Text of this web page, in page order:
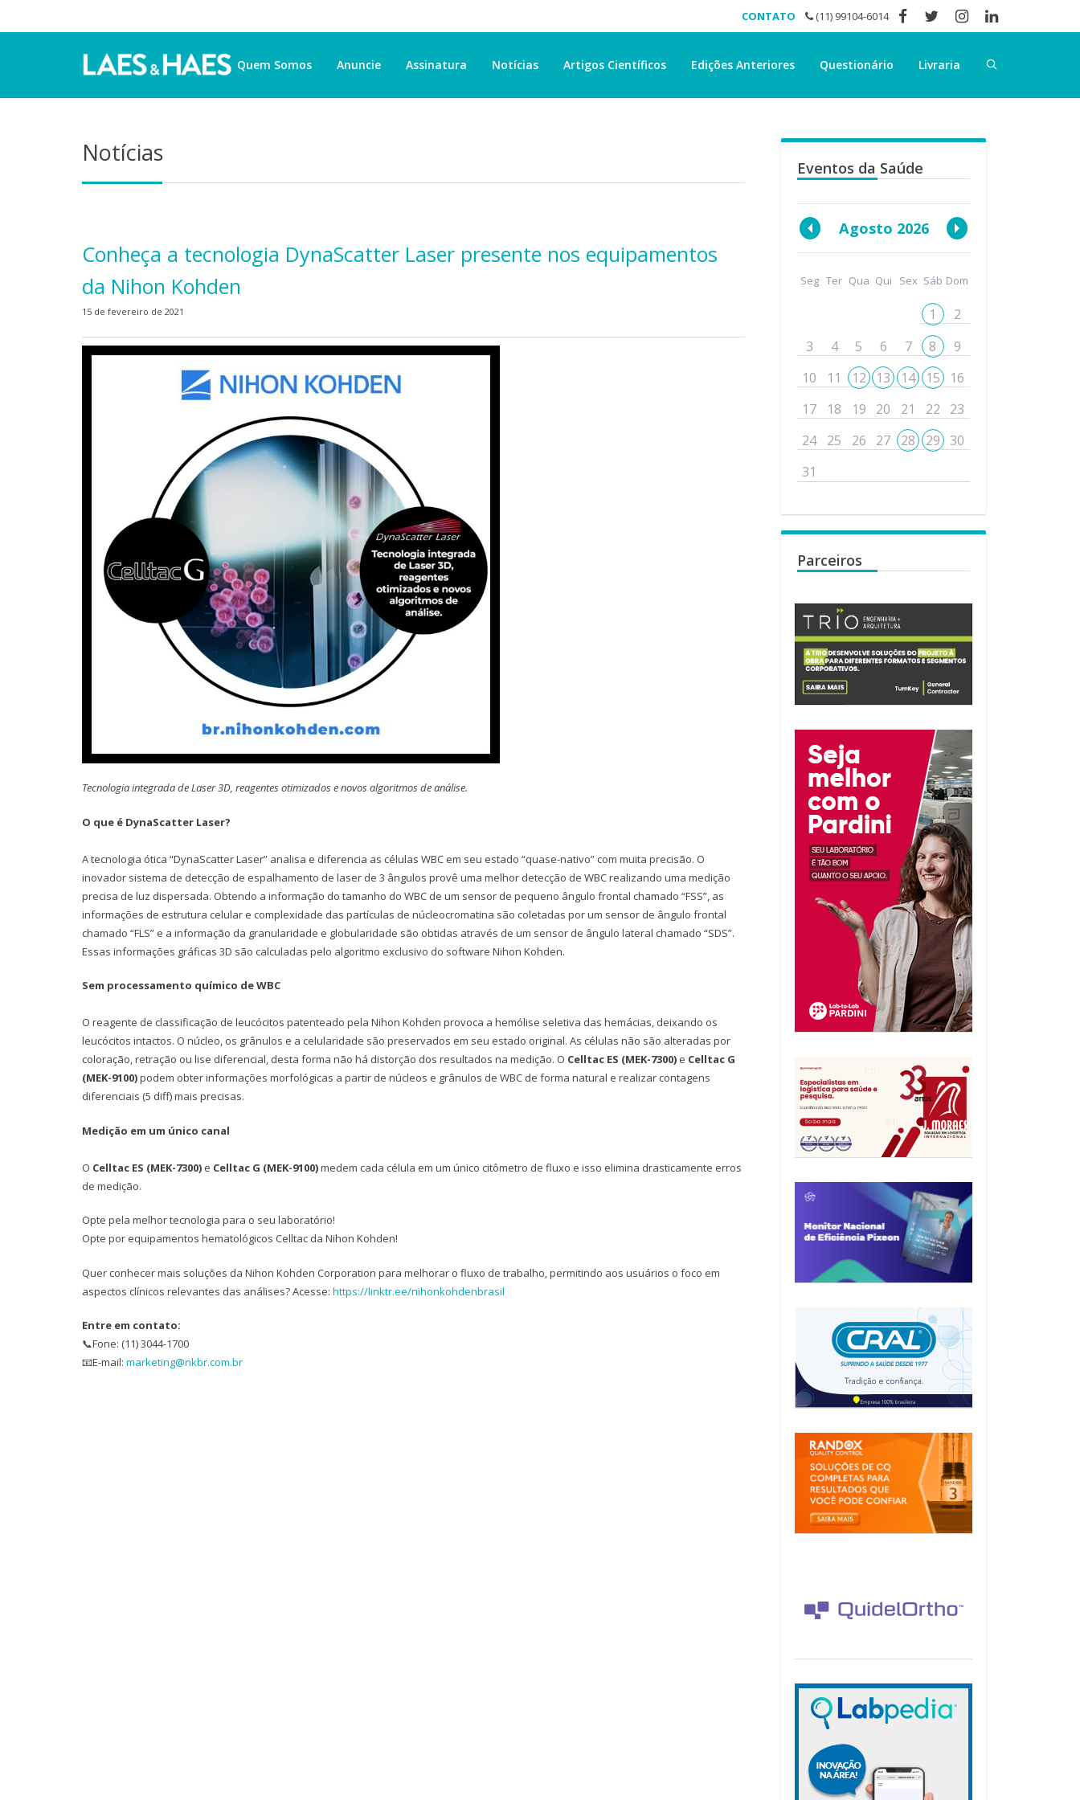
CONTATO (11) 99104-6014
Quem Somos Anuncie Assinatura Notícias Artigos Científicos Edições Anteriores Questionário Livraria
Notícias
Conheça a tecnologia DynaScatter Laser presente nos equipamentos
da Nihon Kohden
15 de fevereiro de 2021
Tecnologia integrada de Laser 3D, reagentes otimizados e novos algoritmos de análise.
O que é DynaScatter Laser?
A tecnologia ótica “DynaScatter Laser” analisa e diferencia as células WBC em seu estado “quase-nativo” com muita precisão. O
inovador sistema de detecção de espalhamento de laser de 3 ângulos provê uma melhor detecção de WBC realizando uma medição
precisa de luz dispersada. Obtendo a informação do tamanho do WBC de um sensor de pequeno ângulo frontal chamado “FSS”, as
informações de estrutura celular e complexidade das partículas de núcleocromatina são coletadas por um sensor de ângulo frontal
chamado “FLS” e a informação da granularidade e globularidade são obtidas através de um sensor de ângulo lateral chamado “SDS”.
Essas informações gráficas 3D são calculadas pelo algoritmo exclusivo do software Nihon Kohden.
Sem processamento químico de WBC
O reagente de classificação de leucócitos patenteado pela Nihon Kohden provoca a hemólise seletiva das hemácias, deixando os
leucócitos intactos. O núcleo, os grânulos e a celularidade são preservados em seu estado original. As células não são alteradas por
coloração, retração ou lise diferencial, desta forma não há distorção dos resultados na medição. O Celltac ES (MEK-7300) e Celltac G
(MEK-9100)podem obter informações morfológicas a partir de núcleos e grânulos de WBC de forma natural e realizar contagens
diferenciais (5 diff) mais precisas.
Medição em um único canal
O Celltac ES (MEK-7300) e Celltac G (MEK-9100)medem cada célula em um único citômetro de fluxo e isso elimina drasticamente erros
de medição.
Opte pela melhor tecnologia para o seu laboratório!
Opte por equipamentos hematológicos Celltac da Nihon Kohden!
Quer conhecer mais soluções da Nihon Kohden Corporation para melhorar o fluxo de trabalho, permitindo aos usuários o foco em
aspectos clínicos relevantes das análises? Acesse: https://linktr.ee/nihonkohdenbrasil
Entre em contato:
📞Fone: (11) 3044-1700
📧E-mail: marketing@nkbr.com.br
Eventos da Saúde
Agosto 2026
Seg Ter Qua Qui Sex Sáb Dom
1
2
3
4 5 6 7 8
9
10
11 12 13 14 15
16
17
18 19 20 21 22
23
24
25 26 27 28 29
30
31
Parceiros